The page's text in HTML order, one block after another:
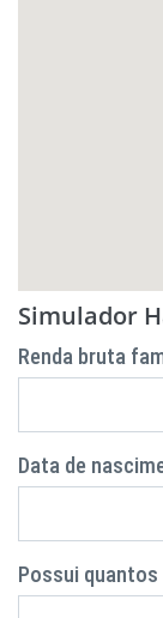
Simulador
Renda bruta
Data de
Possui quantos